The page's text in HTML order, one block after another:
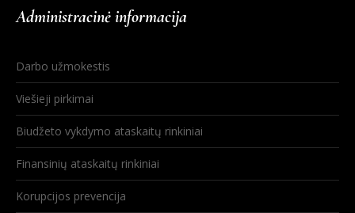
Administracinė informacija
Darbo užmokestis
Viešieji pirkimai
Biudžeto vykdymo ataskaitų rinkiniai
Finansinių ataskaitų rinkiniai
Korupcijos prevencija